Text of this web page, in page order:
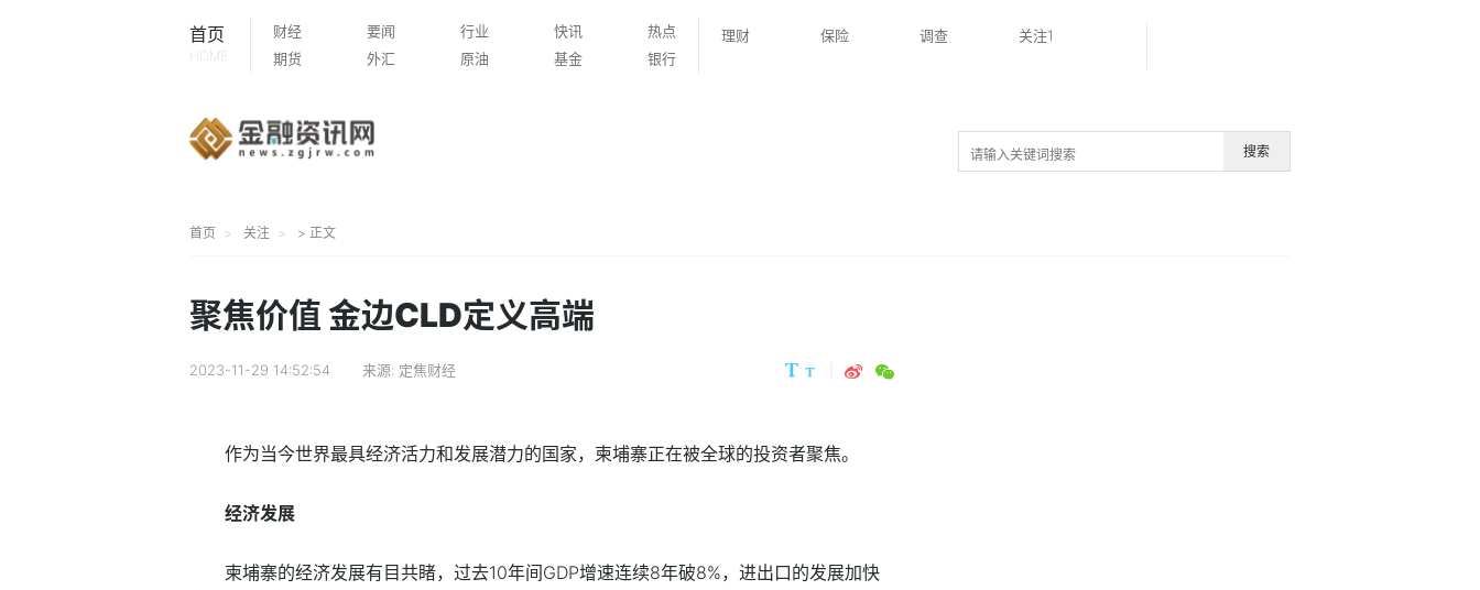
首页
HOME
财经 要闻 行业 快讯
热点
期货
外汇 原油 基金 银行
理财 保险 调查 关注1
搜索
首页 关注 > 正文
聚焦价值 金边CLD定义高端
2023-11-29 14:52:54 来源: 定焦财经
作为当今世界最具经济活力和发展潜力的国家，柬埔寨正在被全球的投资者聚焦。
经济发展
柬埔寨的经济发展有目共睹，过去10年间GDP增速连续8年破8%，进出口的发展加快